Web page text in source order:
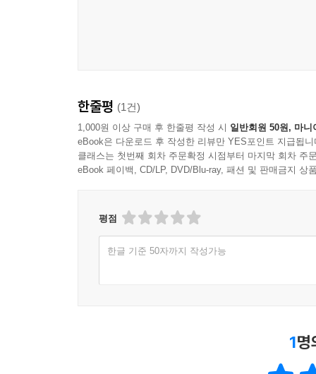
한줄평 (1건)
1,000원 이상 구매 후 한줄평 작성 시 일반회원 50원, 마니
eBook은 다운로드 후 작성한 리뷰만 YES포인트 지급됩니
클래스는 첫번째 회차 주문확정 시점부터 마지막 회차 주
eBook 페이백, CD/LP, DVD/Blu-ray, 패션 및 판매금지 상
평점
한글 기준 50자까지 작성가능
1명